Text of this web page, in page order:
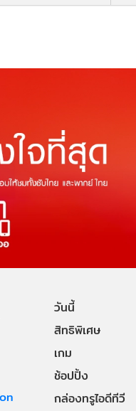
วันนี้
สิทธิพิเศษ
เกม
ช้อปปิ้ง
กล่องทรูไอดีทีวี